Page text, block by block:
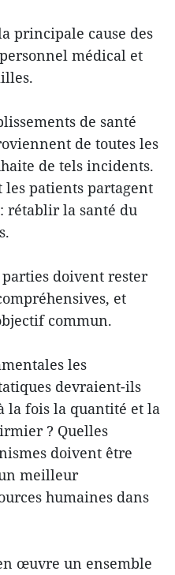
principale cause des
médical et
de santé
de toutes les
de tels incidents.
patients partagent
rétablir la santé du
parties doivent rester
et
commun.
les
devraient-ils
la fois la quantité et la
? Quelles
doivent être
meilleur
humaines dans
œuvre un ensemble